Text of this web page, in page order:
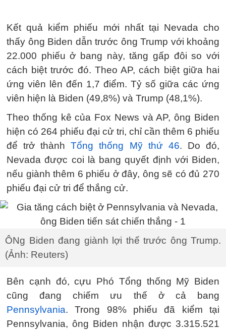
Kết quả kiểm phiếu mới nhất tại Nevada cho
thấy ông Biden dẫn trước ông Trump với khoảng
22.000 phiếu ở bang này, tăng gấp đôi so với
cách biệt trước đó. Theo AP, cách biệt giữa hai
ứng viên lên đến 1,7 điểm. Tỷ số giữa các ứng
viên hiện là Biden (49,8%) và Trump (48,1%).
Theo thống kê của Fox News và AP, ông Biden
hiện có 264 phiếu đại cử tri, chỉ cần thêm 6 phiếu
để trở thànhTổng thống Mỹ thứ 46. Do đó,
Nevada được coi là bang quyết định với Biden,
nếu giành thêm 6 phiếu ở đây, ông sẽ có đủ 270
phiếu đại cử tri để thắng cử.
ÔNg Biden đang giành lợi thế trước ông Trump.
(Ảnh: Reuters)
Bên cạnh đó, cựu Phó Tổng thống Mỹ Biden
cũng đang chiếm ưu thế ở cả bang
Pennsylvania. Trong 98% phiếu đã kiểm tại
Pennsylvania, ông Biden nhận được 3.315.521